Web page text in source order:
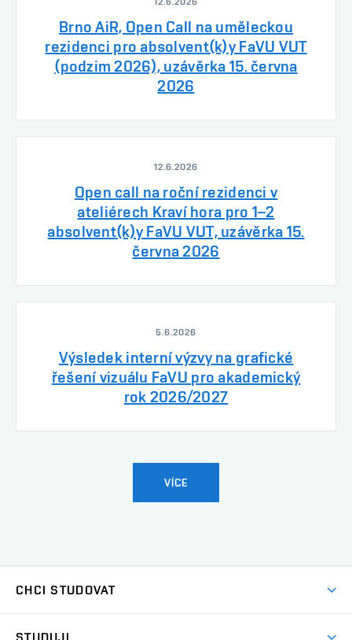
Brno AiR, Open Call na uměleckou
rezidenci pro absolvent(k)y FaVU VUT
(podzim 2026), uzávěrka 15. června
2026
12.6.2026
Open call na roční rezidenci v
ateliérech Kraví hora pro 1–2
absolvent(k)y FaVU VUT, uzávěrka 15.
června 2026
5.6.2026
Výsledek interní výzvy na grafické
řešení vizuálu FaVU pro akademický
rok 2026/2027
VÍCE
CHCI STUDOVAT